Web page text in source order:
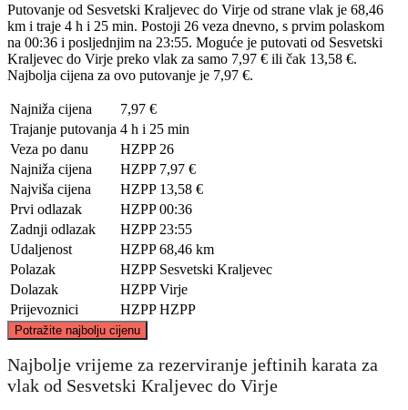
Putovanje od Sesvetski Kraljevec do Virje od strane vlak je 68,46
km i traje 4 h i 25 min. Postoji 26 veza dnevno, s prvim polaskom
na 00:36 i posljednjim na 23:55. Moguće je putovati od Sesvetski
Kraljevec do Virje preko vlak za samo 7,97 € ili čak 13,58 €.
Najbolja cijena za ovo putovanje je 7,97 €.
Najniža cijena
7,97 €
Trajanje putovanja 4 h i 25 min
Veza po danu
HZPP 26
Najniža cijena
HZPP 7,97 €
Najviša cijena
HZPP 13,58 €
Prvi odlazak
HZPP 00:36
Zadnji odlazak
HZPP 23:55
Udaljenost
HZPP 68,46 km
Polazak
HZPP Sesvetski Kraljevec
Dolazak
HZPP Virje
Prijevoznici
HZPP HZPP
Potražite najbolju cijenu
Najbolje vrijeme za rezerviranje jeftinih karata za
vlak od Sesvetski Kraljevec do Virje